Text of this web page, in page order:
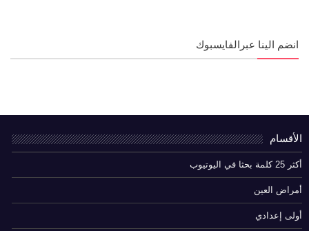
انضم الينا عبرالفايسبوك
الأقسام
أكثر 25 كلمة بحثا في اليوتيوب
أمراض العين
أولى إعدادي